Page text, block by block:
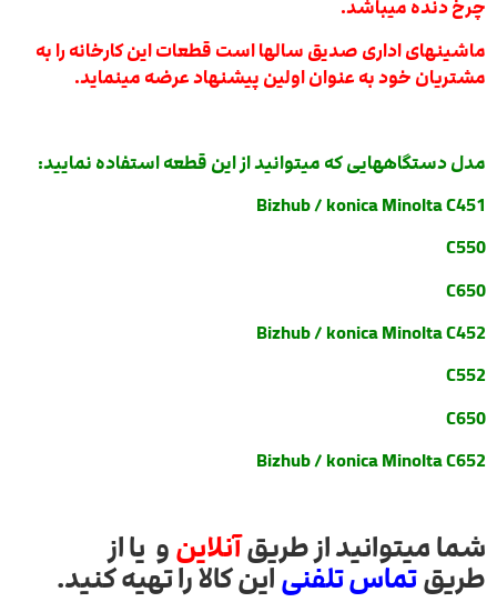
چرخ دنده میباشد.
ماشینهای اداری صدیق سالها است قطعات این کارخانه را به
مشتریان خود به عنوان اولین پیشنهاد عرضه مینماید.
مدل دستگاههایی که میتوانید از این قطعه استفاده نمایید:
Bizhub / konica MinoltaC451
C550
C650
Bizhub / konica Minolta C452
C552
C650
Bizhub / konica Minolta C652
شما میتوانید از طریقآنلاینو یا از
طریقتماس تلفنیاین کالا را تهیه کنید.